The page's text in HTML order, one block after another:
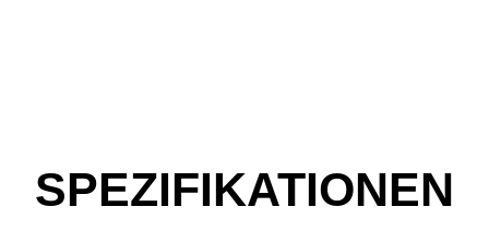
SPEZIFIKATIONEN